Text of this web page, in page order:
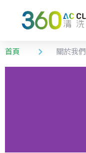
首頁 關於我們